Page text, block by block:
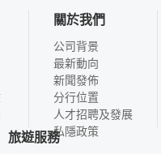
關於我們
公司背景
最新動向
新聞發佈
分行位置
人才招聘及發展
私隱政策
旅遊服務